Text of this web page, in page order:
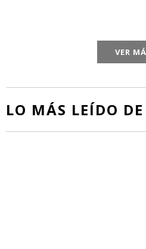
VER
LO MÁS LEÍDO